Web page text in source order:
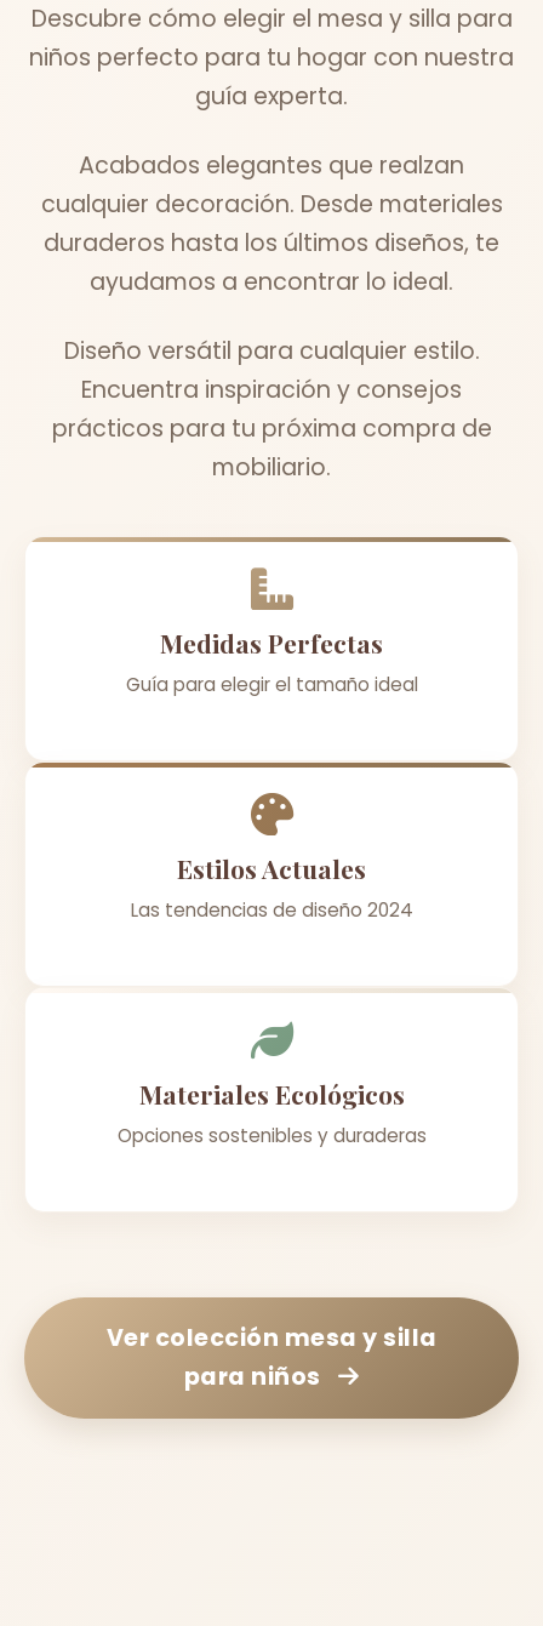
Descubre cómo elegir el mesa y silla para
niños perfecto para tu hogar con nuestra
guía experta.
Acabados elegantes que realzan
cualquier decoración. Desde materiales
duraderos hasta los últimos diseños, te
ayudamos a encontrar lo ideal.
Diseño versátil para cualquier estilo.
Encuentra inspiración y consejos
prácticos para tu próxima compra de
mobiliario.
Medidas Perfectas
Guía para elegir el tamaño ideal
Estilos Actuales
Las tendencias de diseño 2024
Materiales Ecológicos
Opciones sostenibles y duraderas
Ver colección mesa y silla
para niños